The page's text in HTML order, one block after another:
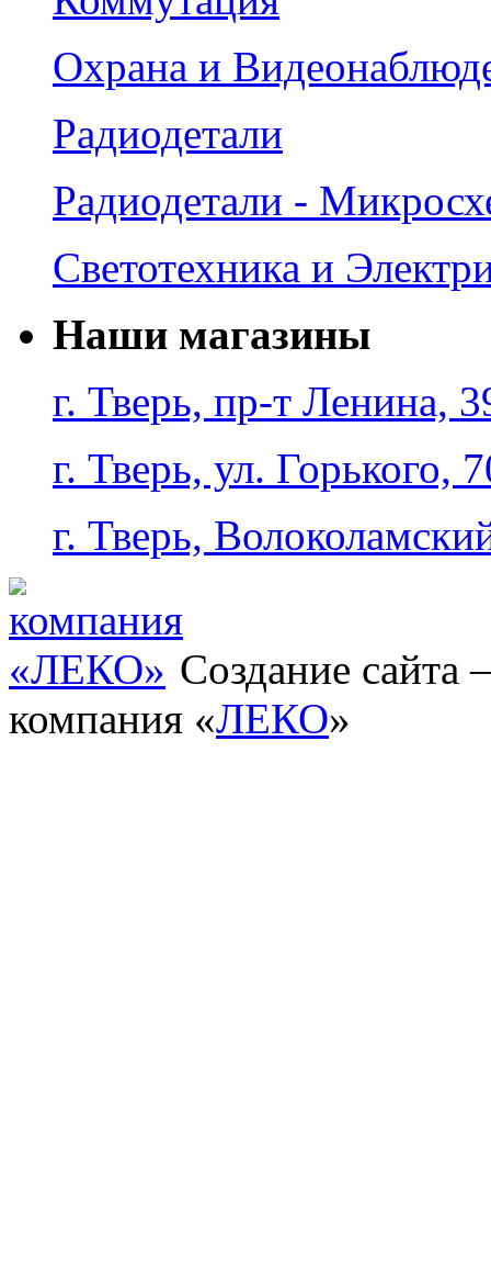
Охрана и
Радиодетали
Радиодетали -
Светотехника и
Наши магазины
г. Тверь, пр-т Ленина,
г. Тверь, ул. Горького,
г. Тверь,
Создание сайта
компания «ЛЕКО»